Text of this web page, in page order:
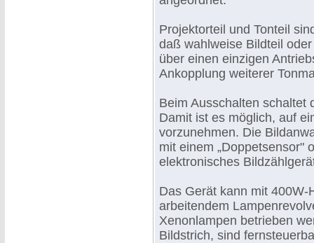
Projektorteil und Tonteil
daß wahlweise Bildteil
über einen einzigen
Ankopplung weiterer
Beim Ausschalten schaltet
Damit ist es möglich, auf
vorzunehmen. Die
mit einem „Doppetsensor"
elektronisches
Das Gerät kann mit
arbeitendem
Xenonlampen betrieben
Bildstrich, sind